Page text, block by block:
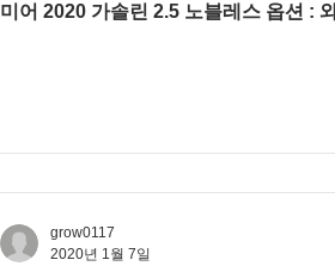
미어 2020 가솔린 2.5 노블레스 옵션 :
grow0117
2020년 1월 7일